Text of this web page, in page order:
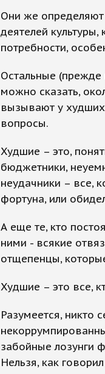
Они же определяют
деятелей
потребности,
Остальные
можно сказать,
вызывают у
вопросы.
Худшие – это,
бюджетники,
неудачники – все,
фортуна, или
А еще те, кто
ними - всякие
отщепенцы,
Худшие – это все,
Разумеется, никто
забойные лозунги
Нельзя, как